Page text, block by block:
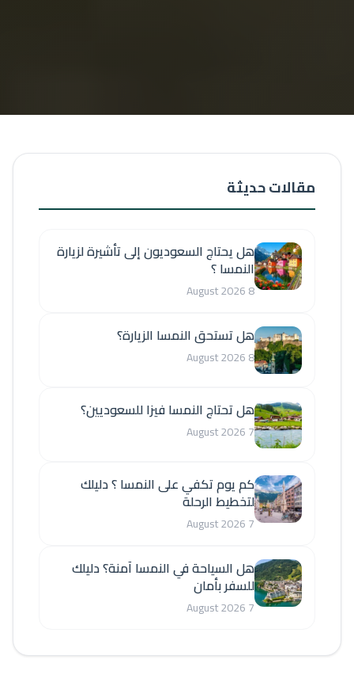
مقالات حديثة
هل يحتاج السعوديون إلى تأشيرة لزيارة
النمسا ؟
8 August 2026
هل تستحق النمسا الزيارة؟
8 August 2026
هل تحتاج النمسا فيزا للسعوديين؟
7 August 2026
كم يوم تكفي على النمسا ؟ دليلك
لتخطيط الرحلة
7 August 2026
هل السياحة في النمسا آمنة؟ دليلك
للسفر بأمان
7 August 2026